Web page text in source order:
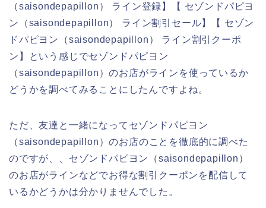
（saisondepapillon） ライン登録】【 セゾンドパピヨ
ン（saisondepapillon） ライン割引セール】【 セゾン
ドパピヨン（saisondepapillon） ライン割引クーポ
ン】という感じでセゾンドパピヨン
（saisondepapillon）のお店がラインを使っているか
どうかを調べてみることにしたんですよね。
ただ、友達と一緒になってセゾンドパピヨン
（saisondepapillon）のお店のことを徹底的に調べた
のですが、、セゾンドパピヨン（saisondepapillon）
のお店がラインなどでお得な割引クーポンを配信して
いるかどうかは分かりませんでした。